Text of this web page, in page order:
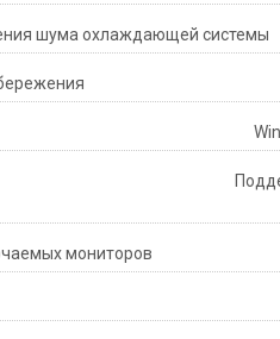
шума охлаждающей системы
мониторов